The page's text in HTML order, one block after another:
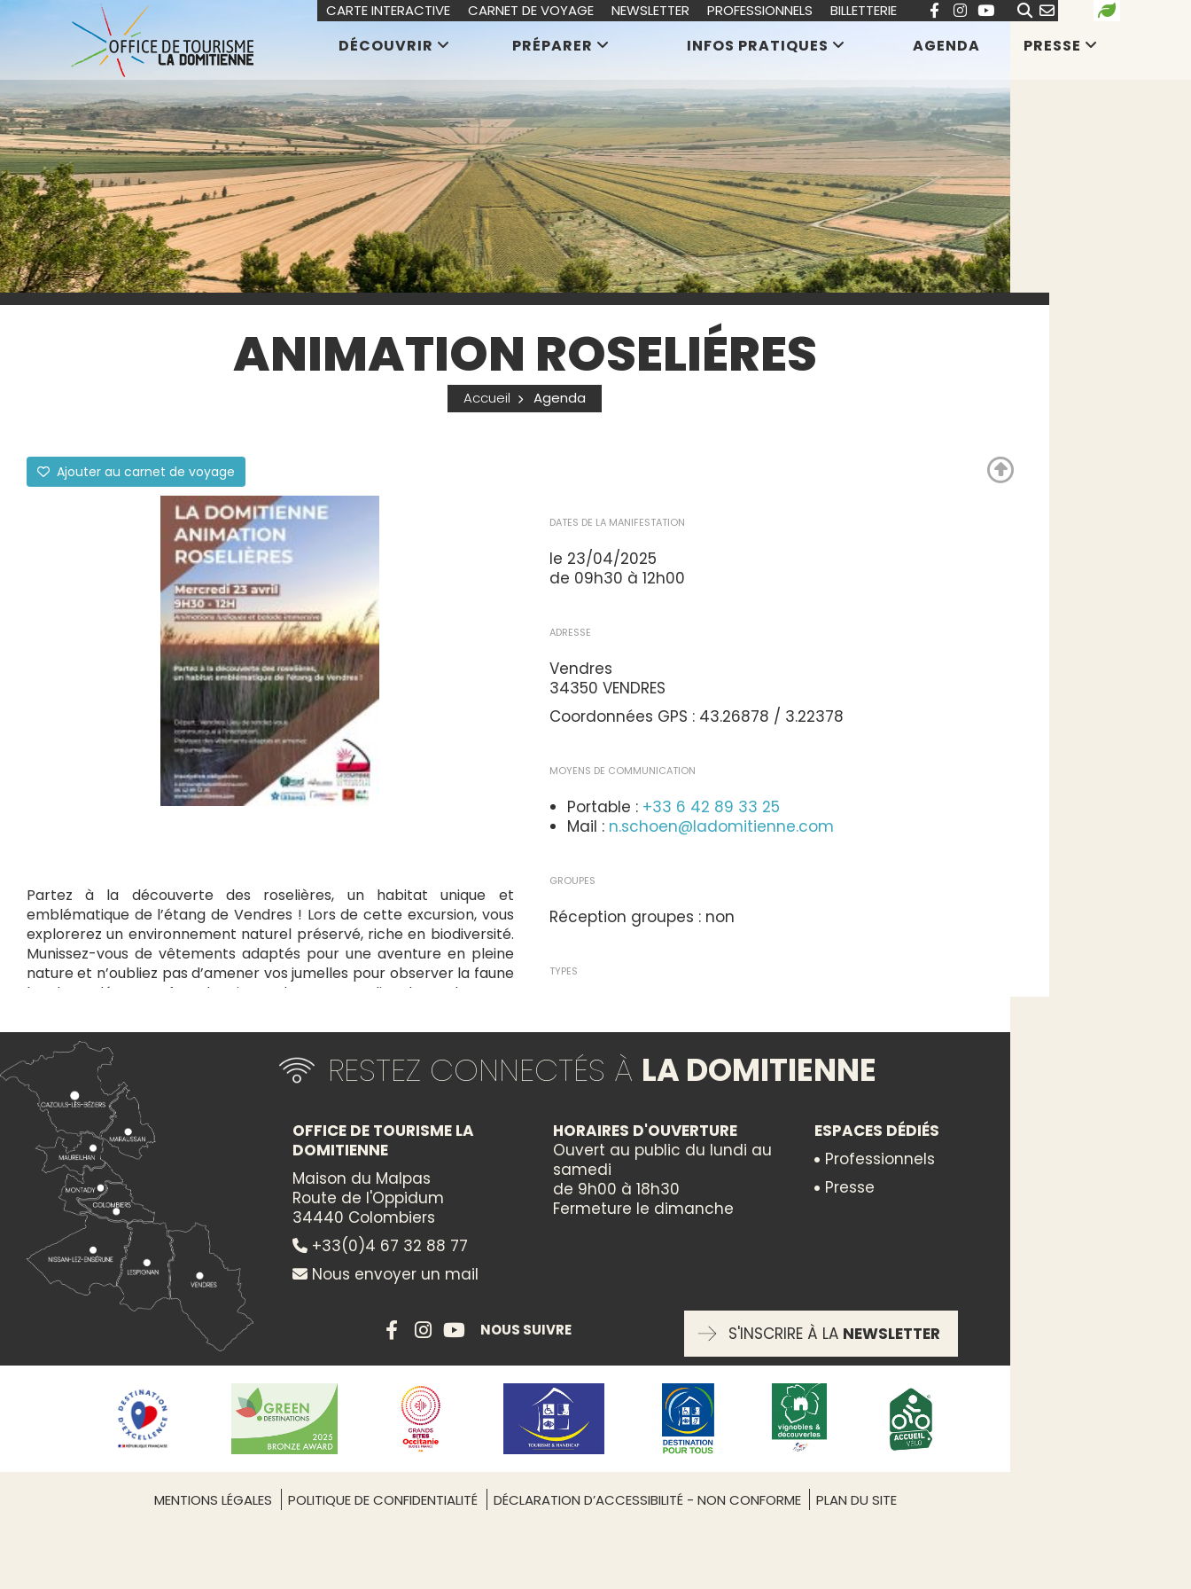
ANIMATION ROSELIÉRES
Accueil Agenda
Ajouter au carnet de voyage
Partez à la découverte des roselières, un habitat unique et
emblématique de l’étang de Vendres ! Lors de cette excursion, vous
explorerez un environnement naturel préservé, riche en biodiversité.
Munissez-vous de vêtements adaptés pour une aventure en pleine
nature et n’oubliez pas d’amener vos jumelles pour observer la faune
locale. Le départ se fera depuis Vendres, avec un lieu de rendez-vous
une expérience immersive au cœur de la nature !
Itinéraire vers
−
Leaflet| ©
DATES DE LA MANIFESTATION
le 23/04/2025
de 09h30 à 12h00
ADRESSE
Vendres
34350 VENDRES
Coordonnées GPS : 43.26878 / 3.22378
MOYENS DE COMMUNICATION
Portable : +33 6 42 89 33 25
Mail : n.schoen@ladomitienne.com
GROUPES
Réception groupes : non
TYPES
THÈMES
CATÉGORIES
Nature et détente
RÉSERVATION OBLIGATOIRE
oui
DÉCOUVRIR PRÉPARER INFOS PRATIQUES AGENDA PRESSE
CARTE INTERACTIVE CARNET DE VOYAGE NEWSLETTER PROFESSIONNELS BILLETTERIE
RESTEZ CONNECTÉS À LA DOMITIENNE
OFFICE DE TOURISME LA
DOMITIENNE
Maison du Malpas
Route de l'Oppidum
34440 Colombiers
+33(0)4 67 32 88 77
Nous envoyer un mail
HORAIRES D'OUVERTURE
Ouvert au public du lundi au
samedi
de 9h00 à 18h30
Fermeture le dimanche
ESPACES DÉDIÉS
Professionnels
Presse
NOUS SUIVRE S'INSCRIRE À LA NEWSLETTER
MENTIONS LÉGALES POLITIQUE DE CONFIDENTIALITÉ DÉCLARATION D’ACCESSIBILITÉ - NON CONFORME PLAN DU SITE